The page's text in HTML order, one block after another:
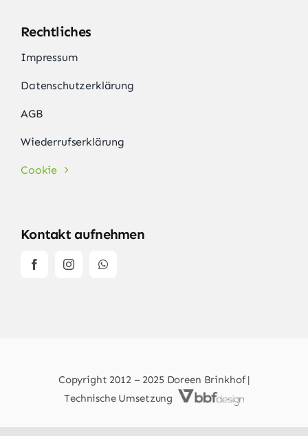
Rechtliches
Impressum
Datenschutzerklärung
AGB
Wiederrufserklärung
Cookie
Kontakt aufnehmen
Copyright 2012 – 2025 Doreen Brinkhof |
Technische Umsetzung